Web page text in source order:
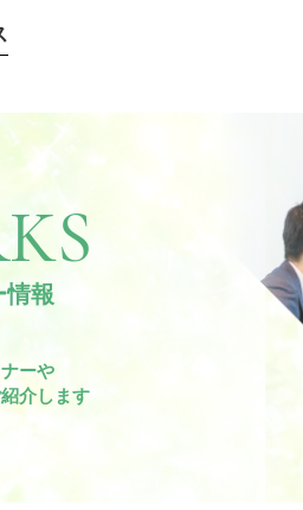
情報
ーや
介します